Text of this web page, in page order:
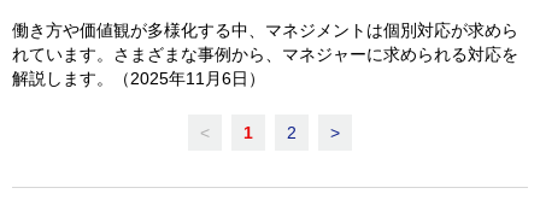
働き方や価値観が多様化する中、マネジメントは個別対応が求めら
れています。さまざまな事例から、マネジャーに求められる対応を
解説します。（2025年11月6日）
< 1 2 >